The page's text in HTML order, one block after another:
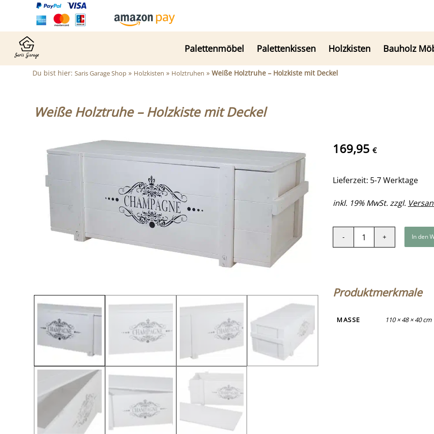
Palettenmöbel Palettenkissen Holzkisten Bauholz
Du bist hier: Saris Garage Shop » Holzkisten » Holztruhen » Weiße Holztruhe – Holzkiste mit Deckel
Weiße Holztruhe – Holzkiste mit Deckel
169,95 €
Lieferzeit: 5-7 Werktage
inkl. 19% MwSt. zzgl.
In den
Produktmerkmale
MASSE 110 × 48 × 40 cm